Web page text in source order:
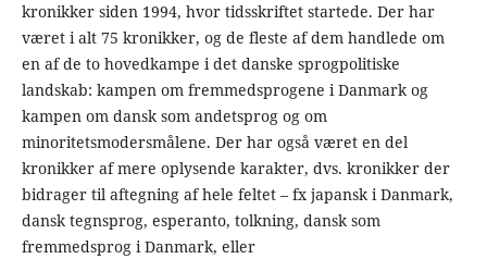
kronikker siden 1994, hvor tidsskriftet startede. Der har
været i alt 75 kronikker, og de fleste af dem handlede om
en af de to hovedkampe i det danske sprogpolitiske
landskab: kampen om fremmedsprogene i Danmark og
kampen om dansk som andetsprog og om
minoritetsmodersmålene. Der har også været en del
kronikker af mere oplysende karakter, dvs. kronikker der
bidrager til aftegning af hele feltet – fx japansk i Danmark,
dansk tegnsprog, esperanto, tolkning, dansk som
fremmedsprog i Danmark, eller